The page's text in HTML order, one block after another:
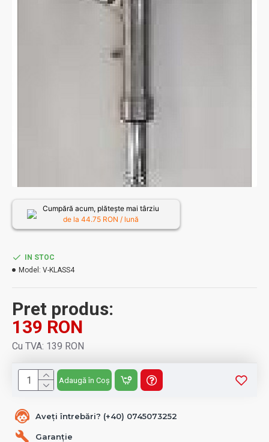
Aveți întrebări? (+40) 0745073252
Garanție
Pret produs:
139 RON
Cu TVA: 139 RON
IN STOC
Model: V-KLASS4
Adaugă în Coș
Cumpără acum, plătește mai târziu
de la 44.75 RON / lună